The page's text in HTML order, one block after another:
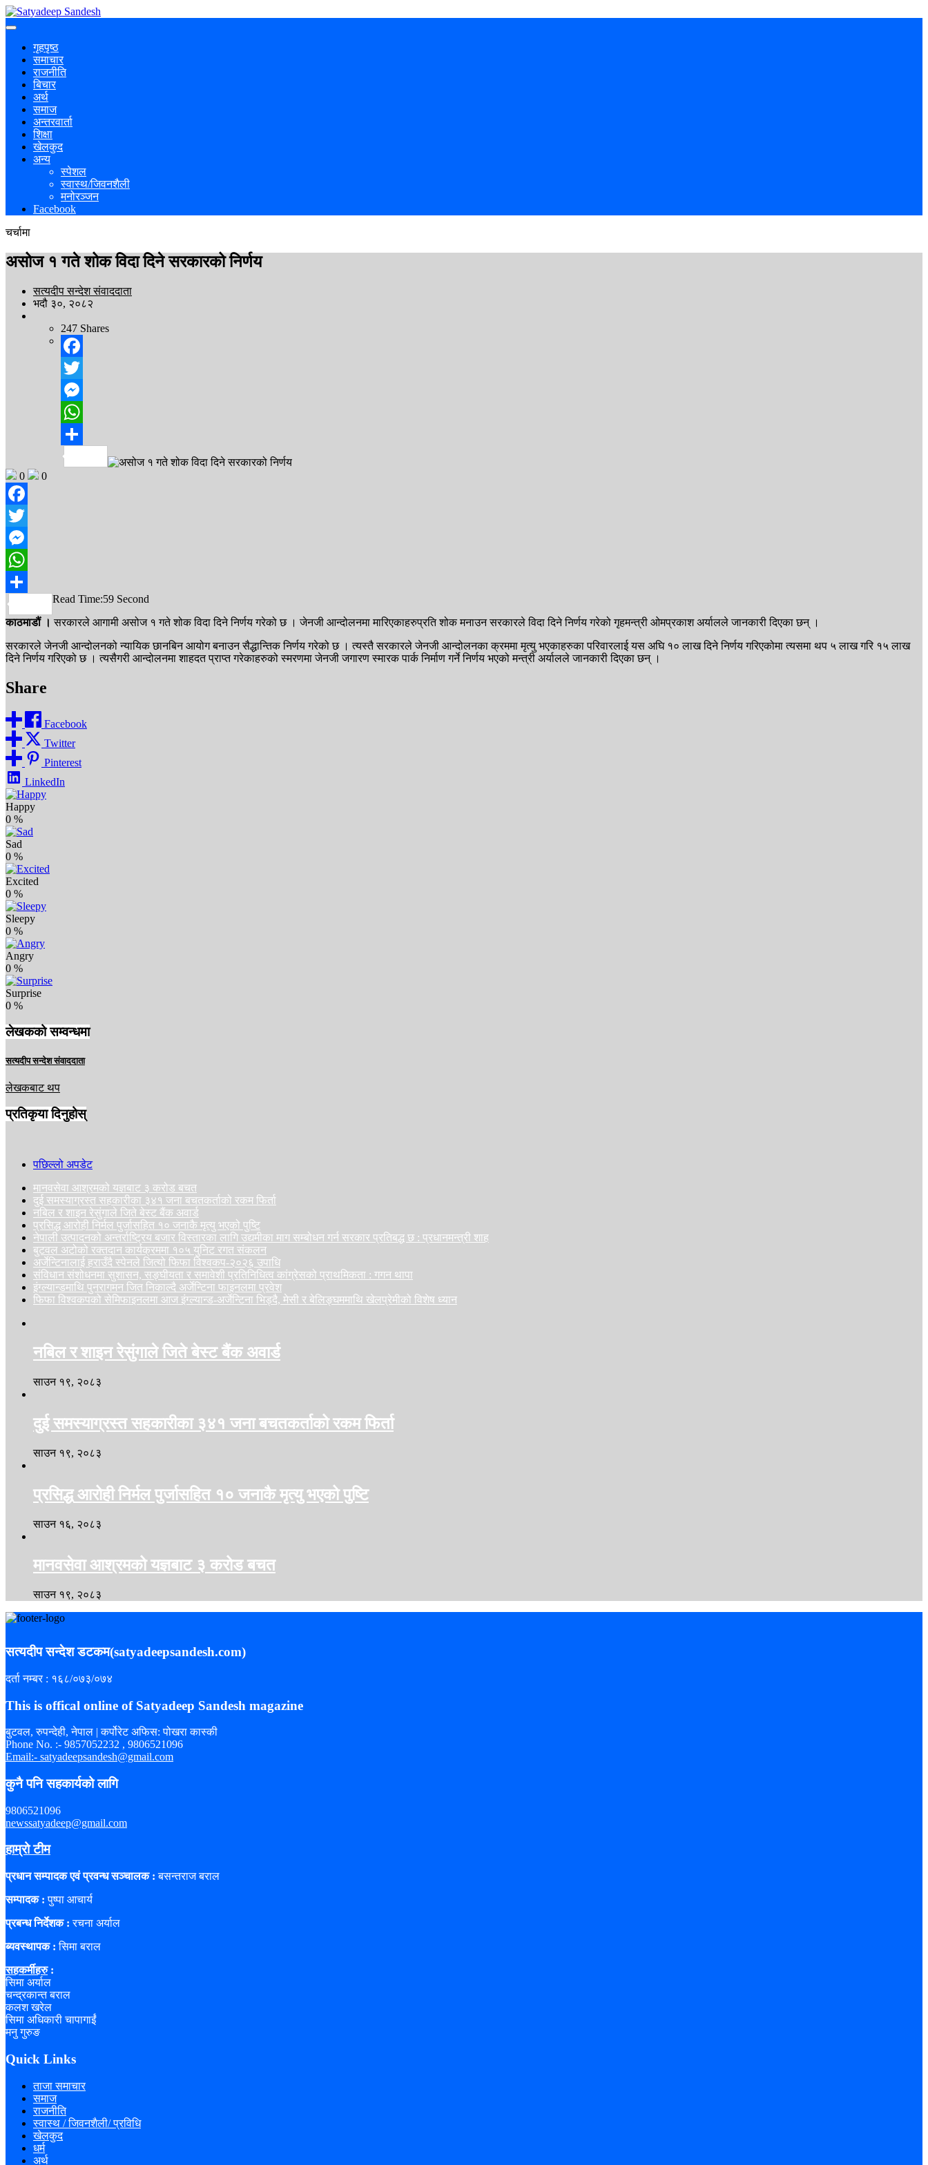
गृहपृष्ठ
समाचार
राजनीति
बिचार
अर्थ
समाज
अन्तरवार्ता
शिक्षा
खेलकुद
अन्य
स्पेशल
स्वास्थ/जिवनशैली
मनोरञ्जन
Facebook
चर्चामा
असोज १ गते शोक विदा दिने सरकारको निर्णय
सत्यदीप सन्देश संवाददाता
भदौ ३०, २०८२
247 Shares
Facebook
Twitter
Messenger
WhatsApp
Share
0
0
Facebook
Twitter
Messenger
WhatsApp
Share
Read Time:59 Second
काठमाडौं । सरकारले आगामी असोज १ गते शोक विदा दिने निर्णय गरेको छ । जेनजी आन्दोलनमा मारिएकाहरुप्रति शोक मनाउन सरकारले विदा दिने निर्णय गरेको गृहमन्त्री ओमप्रकाश अर्यालले जानकारी दिएका छन् ।
सरकारले जेनजी आन्दोलनको न्यायिक छानबिन आयोग बनाउन सैद्धान्तिक निर्णय गरेको छ । त्यस्तै सरकारले जेनजी आन्दोलनका क्रममा मृत्यु भएकाहरुका परिवारलाई यस अघि १० लाख दिने निर्णय गरिएकोमा त्यसमा थप ५ लाख गरि १५ लाख
दिने निर्णय गरिएको छ । त्यसैगरी आन्दोलनमा शाहदत प्राप्त गरेकाहरुको स्मरणमा जेनजी जगारण स्मारक पार्क निर्माण गर्ने निर्णय भएको मन्त्री अर्यालले जानकारी दिएका छन् ।
Share
Facebook
Twitter
Pinterest
LinkedIn
Happy
0 %
Sad
0 %
Excited
0 %
Sleepy
0 %
Angry
0 %
Surprise
0 %
लेखकको सम्वन्धमा
सत्यदीप सन्देश संवाददाता
लेखकबाट थप
प्रतिकृया दिनुहोस्
पछिल्लो अपडेट
मानवसेवा आश्रमको यज्ञबाट ३ करोड बचत
दुई समस्याग्रस्त सहकारीका ३४१ जना बचतकर्ताको रकम फिर्ता
नबिल र शाइन रेसुंगाले जिते बेस्ट बैंक अवार्ड
प्रसिद्ध आरोही निर्मल पुर्जासहित १० जनाकै मृत्यु भएको पुष्टि
नेपाली उत्पादनको अन्तर्राष्ट्रिय बजार विस्तारका लागि उद्यमीका माग सम्बोधन गर्न सरकार प्रतिबद्ध छ : प्रधानमन्त्री शाह
बुटवल अटोको रक्तदान कार्यक्रममा १०५ युनिट रगत संकलन
अर्जेन्टिनालाई हराउँदै स्पेनले जित्यो फिफा विश्वकप-२०२६ उपाधि
संविधान संशोधनमा सुशासन, सङ्घीयता र समावेशी प्रतिनिधित्व कांग्रेसको प्राथमिकता : गगन थापा
इंग्ल्यान्डमाथि पुनरागमन जित निकाल्दै अर्जेन्टिना फाइनलमा प्रवेश
फिफा विश्वकपको सेमिफाइनलमा आज इंग्ल्यान्ड-अर्जेन्टिना भिड्दै, मेसी र बेलिङ्घममाथि खेलप्रेमीको विशेष ध्यान
नबिल र शाइन रेसुंगाले जिते बेस्ट बैंक अवार्ड
साउन १९, २०८३
दुई समस्याग्रस्त सहकारीका ३४१ जना बचतकर्ताको रकम फिर्ता
साउन १९, २०८३
प्रसिद्ध आरोही निर्मल पुर्जासहित १० जनाकै मृत्यु भएको पुष्टि
साउन १६, २०८३
मानवसेवा आश्रमको यज्ञबाट ३ करोड बचत
साउन १९, २०८३
सत्यदीप सन्देश डटकम(satyadeepsandesh.com)
दर्ता नम्बर : १६८/०७३/०७४
This is offical online of Satyadeep Sandesh magazine
बुटवल, रुपन्देही, नेपाल | कर्पोरेट अफिस: पोखरा कास्की
Phone No. :- 9857052232 , 9806521096
Email:- satyadeepsandesh@gmail.com
कुनै पनि सहकार्यको लागि
9806521096
newssatyadeep@gmail.com
हाम्रो टीम
प्रधान सम्पादक एवं प्रवन्ध सञ्चालक : बसन्तराज बराल
सम्पादक : पुष्पा आचार्य
प्रबन्ध निर्देशक : रचना अर्याल
ब्यवस्थापक : सिमा बराल
सहकर्मीहरु:
सिमा अर्याल
चन्द्रकान्त बराल
कलश खरेल
सिमा अधिकारी चापागाईं
मनु गुरुङ
Quick Links
ताजा समाचार
समाज
राजनीति
स्वास्थ / जिवनशैली/ प्रविधि
खेलकुद
धर्म
अर्थ